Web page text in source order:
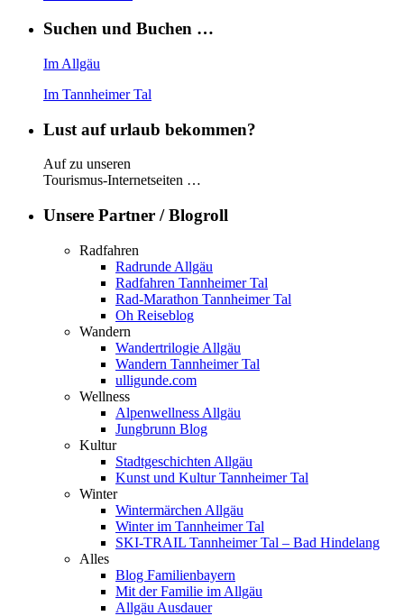
Suchen und Buchen …
Im Allgäu
Im Tannheimer Tal
Lust auf urlaub bekommen?
Auf zu unseren
Tourismus-Internetseiten …
Unsere Partner / Blogroll
Radfahren
Radrunde Allgäu
Radfahren Tannheimer Tal
Rad-Marathon Tannheimer Tal
Oh Reiseblog
Wandern
Wandertrilogie Allgäu
Wandern Tannheimer Tal
ulligunde.com
Wellness
Alpenwellness Allgäu
Jungbrunn Blog
Kultur
Stadtgeschichten Allgäu
Kunst und Kultur Tannheimer Tal
Winter
Wintermärchen Allgäu
Winter im Tannheimer Tal
SKI-TRAIL Tannheimer Tal – Bad Hindelang
Alles
Blog Familienbayern
Mit der Familie im Allgäu
Allgäu Ausdauer